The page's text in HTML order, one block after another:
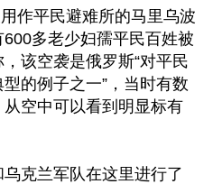
作平民避难所的马里乌波
多老少妇孺平民百姓被
该空袭是俄罗斯“对平民
的例子之一”，当时有数
空中可以看到明显标有
克兰军队在这里进行了